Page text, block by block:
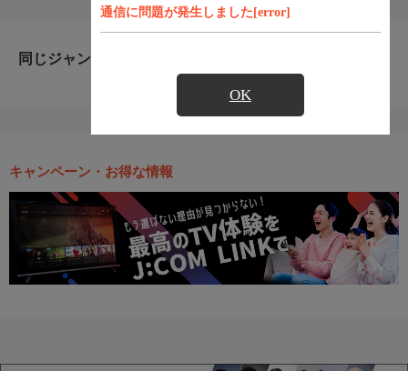
通信に問題が発生しました[error]
OK
同じジャンルのおすすめ番組
キャンペーン・お得な情報